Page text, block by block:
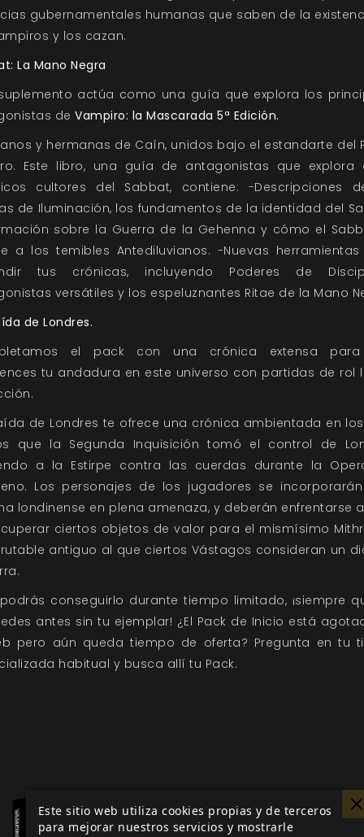
gubernamentales humanas que saben de la
y los cazan.
La Mano Negra
actúa como una guía que explora los
de Vampiro: la Mascarada 5ª Edición.
y hermanas de Caín, unidos bajo el estandarte del
Este libro, una guía de antagonistas que explora
cultores del Sabbat, contiene: -Descripciones
de Iluminación, los fundamentos de la identidad del
sobre la Guerra de la Gehenna y cómo el
a los temibles Antediluvianos. -Nuevas
tus crónicas, incluyendo Poderes de
versátiles y los espeluznantes Ritae de la Mano
de Londres.
el pack con una crónica extensa
tu andadura en este universo con partidas de rol
de Londres te ofrece una crónica ambientada en
que la Segunda Inquisición tomó el control de
a la Estirpe contra las cuerdas durante la
Los personajes de los jugadores se
londinense en plena amenaza, y deberán enfrentarse
ciertos objetos de valor para el mismísimo
antiguo al que ciertos Vástagos consideran un
conseguirlo durante tiempo limitado, ¡siempre
antes sin tu ejemplar! ¿El Pack de Inicio está
pero aún queda tiempo de oferta? Pregunta en tu
habitual y busca allí tu Pack.
Este sitio web utiliza cookies propias y de terceros
para mejorar nuestros servicios y mostrarle